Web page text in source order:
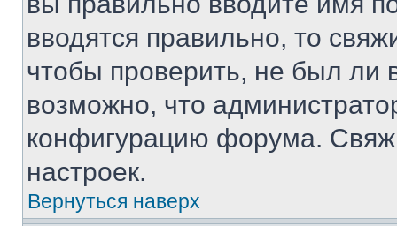
вводятся правильно, то
чтобы проверить, не был ли
возможно, что
конфигурацию форума.
настроек.
Вернуться наверх